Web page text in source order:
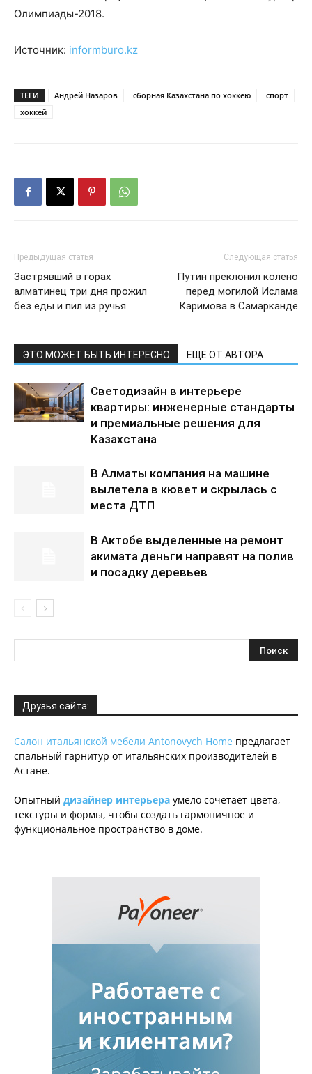
Олимпиады-2018.
Источник: informburo.kz
ТЕГИ Андрей Назаров сборная Казахстана по хоккею
спорт
хоккей
Предыдущая статья
Застрявший в горах
алматинец три дня прожил
без еды и пил из ручья
Следующая статья
Путин преклонил колено
перед могилой Ислама
Каримова в Самарканде
ЭТО МОЖЕТ БЫТЬ ИНТЕРЕСНО ЕЩЕ ОТ АВТОРА
Светодизайн в интерьере
квартиры: инженерные стандарты
и премиальные решения для
Казахстана
В Алматы компания на машине
вылетела в кювет и скрылась с
места ДТП
В Актобе выделенные на ремонт
акимата деньги направят на полив
и посадку деревьев
Друзья сайта:
Салон итальянской мебели Antonovych Home предлагает
спальный гарнитур от итальянских производителей в
Астане.
Опытный дизайнер интерьера умело сочетает цвета,
текстуры и формы, чтобы создать гармоничное и
функциональное пространство в доме.